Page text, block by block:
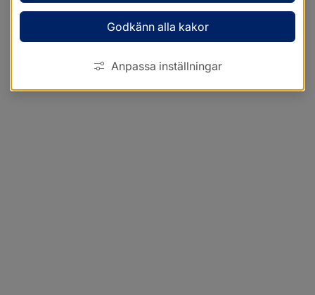
Godkänn alla kakor
Anpassa inställningar